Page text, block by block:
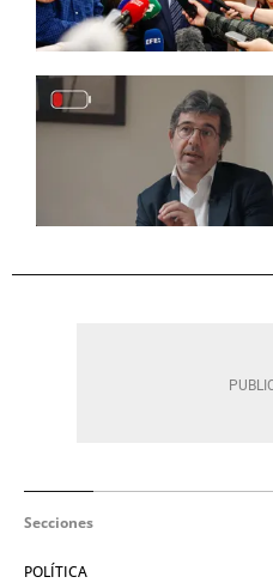
Secciones
POLÍTICA